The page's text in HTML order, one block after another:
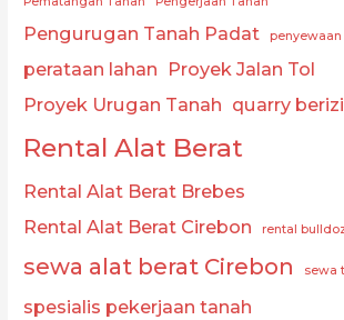
Pengurugan Tanah Padat penyewaan
perataan lahan Proyek Jalan Tol
Proyek Urugan Tanah quarry
Rental Alat Berat
Rental Alat Berat Brebes
Rental Alat Berat Cirebon
rental
sewa alat berat Cirebon sewa
spesialis pekerjaan tanah